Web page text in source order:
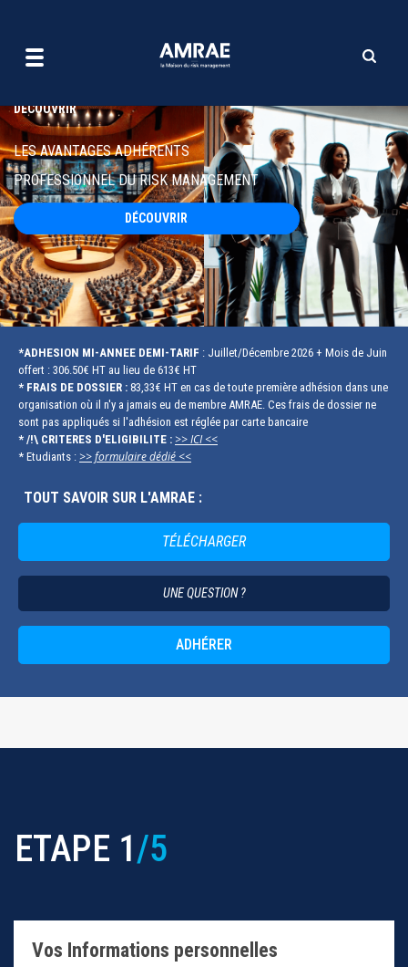
contenu
DÉCOUVRIR
LES AVANTAGES ADHÉRENTS
PROFESSIONNEL DU RISK MANAGEMENT
DÉCOUVRIR
*ADHESION MI-ANNEE DEMI-TARIF : Juillet/Décembre 2026 + Mois de Juin
offert : 306.50€ HT au lieu de 613€ HT
* FRAIS DE DOSSIER : 83,33€ HT en cas de toute première adhésion dans une
organisation où il n'y a jamais eu de membre AMRAE. Ces frais de dossier ne
sont pas appliqués si l'adhésion est réglée par carte bancaire
* /!\ CRITERES D'ELIGIBILITE : >> ICI <<
* Etudiants : >> formulaire dédié <<
TOUT SAVOIR SUR L'AMRAE :
TÉLÉCHARGER
UNE QUESTION ?
ADHÉRER
ETAPE 1/5
Vos Informations personnelles